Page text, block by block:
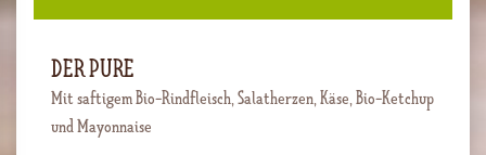
DER PURE
Mit saftigem Bio-Rindfleisch, Salatherzen, Käse, Bio-Ketchup
und Mayonnaise